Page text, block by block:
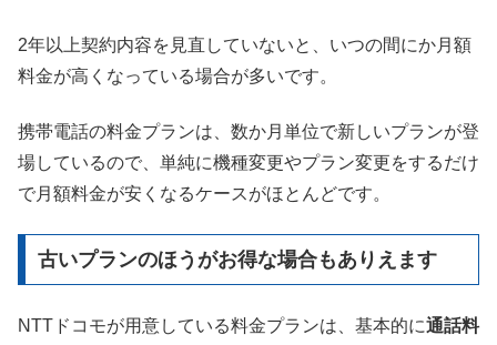
2年以上契約内容を見直していないと、いつの間にか月額
料金が高くなっている場合が多いです。
携帯電話の料金プランは、数か月単位で新しいプランが登
場しているので、単純に機種変更やプラン変更をするだけ
で月額料金が安くなるケースがほとんどです。
古いプランのほうがお得な場合もありえます
NTTドコモが用意している料金プランは、基本的に通話料